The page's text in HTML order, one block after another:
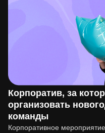
Корпоратив, за
организовать
команды
Корпоративное